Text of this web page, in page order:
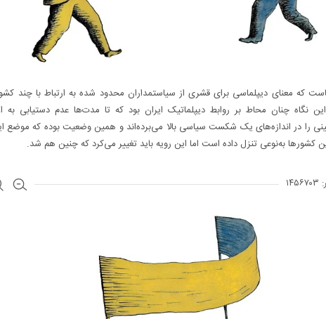
که معنای دیپلماسی برای قشری از سیاستمداران محدود شده به ارتباط با چند
نگاه چنان محاط بر روابط دیپلماتیک ایران بود که تا مدت‌ها عدم دستیابی به
را در اندازه‌های یک شکست سیاسی بالا می‌برده‌اند و همین وضعیت بوده که موضع
کشورها به‌نوعی تنزل داده است اما این رویه باید تغییر می‌کرد که چنین هم شد.